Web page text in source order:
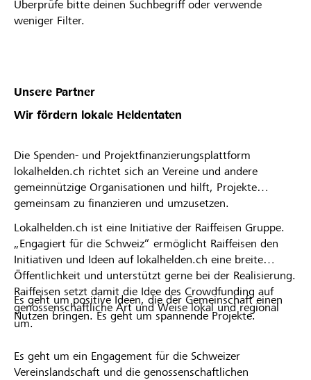
Überprüfe bitte deinen Suchbegriff oder verwende
weniger Filter.
Unsere Partner
Wir fördern lokale Heldentaten
Die Spenden- und Projektfinanzierungsplattform
lokalhelden.ch richtet sich an Vereine und andere
gemeinnützige Organisationen und hilft, Projekte
gemeinsam zu finanzieren und umzusetzen.
Lokalhelden.ch ist eine Initiative der Raiffeisen Gruppe.
„Engagiert für die Schweiz“ ermöglicht Raiffeisen den
Initiativen und Ideen auf lokalhelden.ch eine breite
Öffentlichkeit und unterstützt gerne bei der Realisierung.
Raiffeisen setzt damit die Idee des Crowdfunding auf
genossenschaftliche Art und Weise lokal und regional
um.
Es geht um positive Ideen, die der Gemeinschaft einen
Nutzen bringen. Es geht um spannende Projekte.
Es geht um ein Engagement für die Schweizer
Vereinslandschaft und die genossenschaftlichen